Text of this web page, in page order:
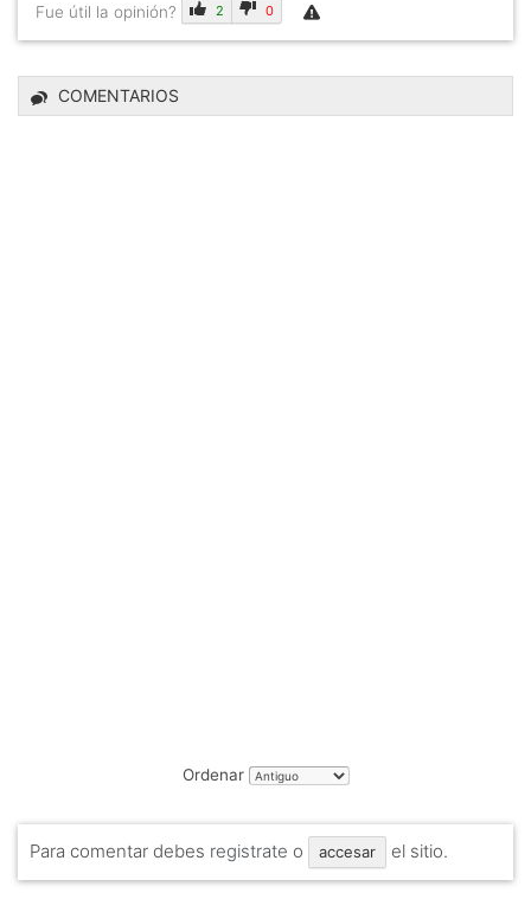
Fue útil la opinión? 2 0
COMENTARIOS
Ordenar
Para comentar debes registrate o accesar el sitio.